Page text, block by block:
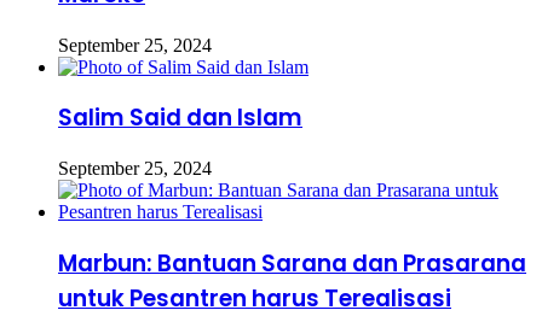
September 25, 2024
Salim Said dan Islam
September 25, 2024
Marbun: Bantuan Sarana dan Prasarana
untuk Pesantren harus Terealisasi